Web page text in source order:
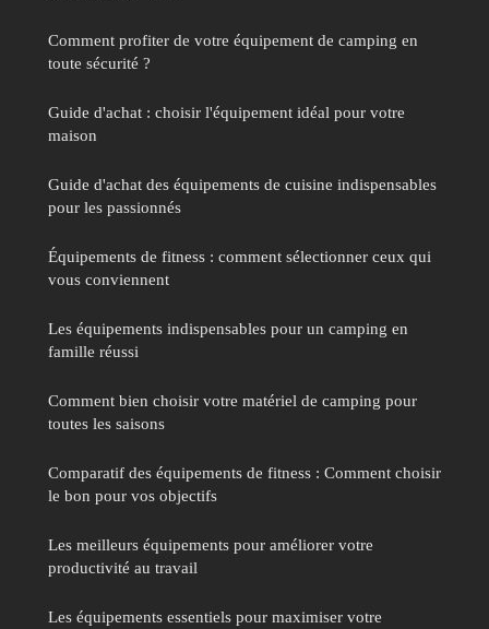
Comment profiter de votre équipement de camping en
toute sécurité ?
Guide d'achat : choisir l'équipement idéal pour votre
maison
Guide d'achat des équipements de cuisine indispensables
pour les passionnés
Équipements de fitness : comment sélectionner ceux qui
vous conviennent
Les équipements indispensables pour un camping en
famille réussi
Comment bien choisir votre matériel de camping pour
toutes les saisons
Comparatif des équipements de fitness : Comment choisir
le bon pour vos objectifs
Les meilleurs équipements pour améliorer votre
productivité au travail
Les équipements essentiels pour maximiser votre